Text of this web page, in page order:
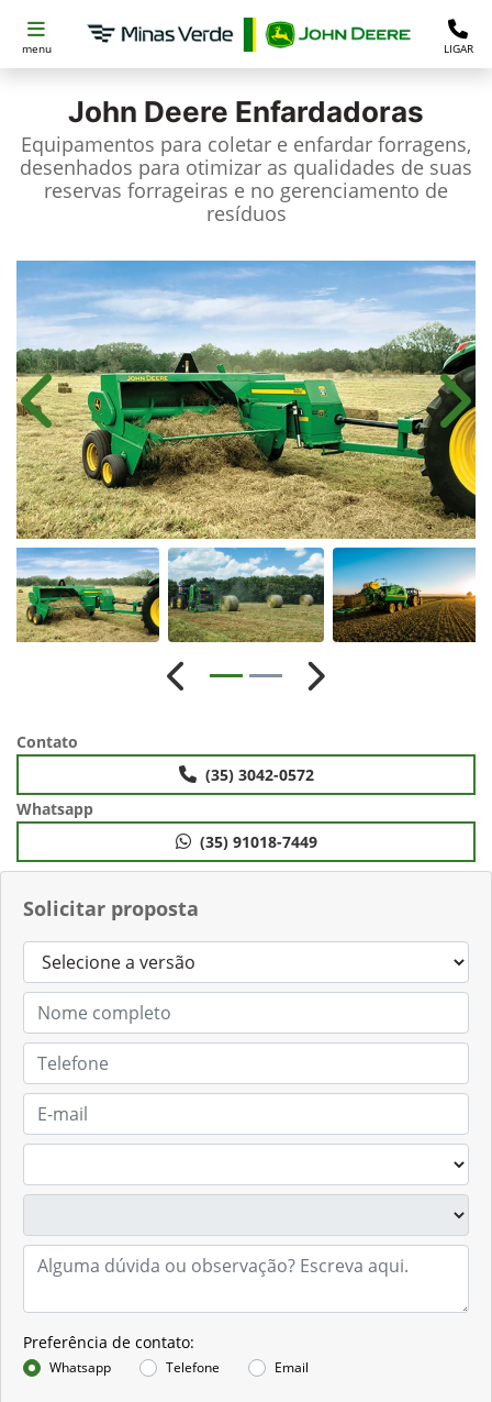
menu LIGAR
John Deere Enfardadoras
Equipamentos para coletar e enfardar forragens,
desenhados para otimizar as qualidades de suas
reservas forrageiras e no gerenciamento de
resíduos
Solicitar proposta
Preferência de contato:
Whatsapp Telefone Email
Anterior
Anterior Próximo
Contato
(35) 3042-0572
Whatsapp
(35) 91018-7449